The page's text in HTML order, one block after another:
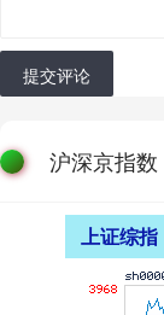
提交评论
沪深京指数
上证综指